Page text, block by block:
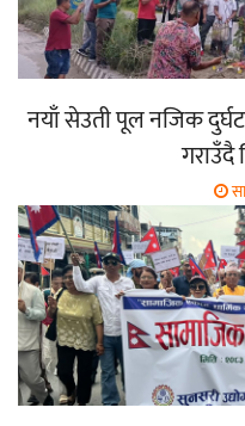
नयाँ सेउती पूल नजिक
गराउँदै